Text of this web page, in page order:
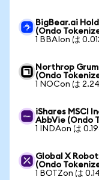
BigBear.ai
(Ondo
1 BBAIon は
Northrop
(Ondo
1 NOCon は
iShares MSCI
AbbVie (Ondo
1 INDAon は
Global X
(Ondo
1 BOTZon は